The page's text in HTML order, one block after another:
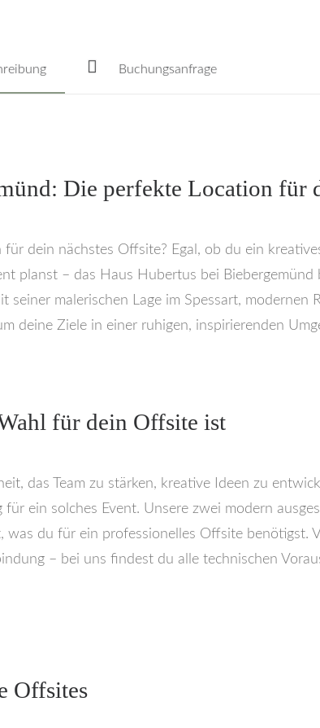
Buchungsanfrage
Die perfekte Location für
dein nächstes Offsite? Egal, ob du ein
planst – das Haus Hubertus bei
malerischen Lage im Spessart, modernen
deine Ziele in einer ruhigen, inspirierenden
für dein Offsite ist
das Team zu stärken, kreative Ideen zu
ein solches Event. Unsere zwei modern
was du für ein professionelles Offsite benötigst.
– bei uns findest du alle technischen
Offsites